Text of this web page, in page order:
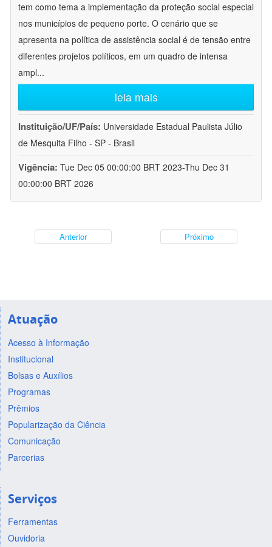
tem como tema a implementação da proteção social especial
nos municípios de pequeno porte. O cenário que se
apresenta na política de assistência social é de tensão entre
diferentes projetos políticos, em um quadro de intensa
ampl...
leia mais
Instituição/UF/País: Universidade Estadual Paulista Júlio
de Mesquita Filho - SP - Brasil
Vigência: Tue Dec 05 00:00:00 BRT 2023-Thu Dec 31
00:00:00 BRT 2026
Anterior Próximo
Atuação
Acesso à Informação
Institucional
Bolsas e Auxílios
Programas
Prêmios
Popularização da Ciência
Comunicação
Parcerias
Serviços
Ferramentas
Ouvidoria